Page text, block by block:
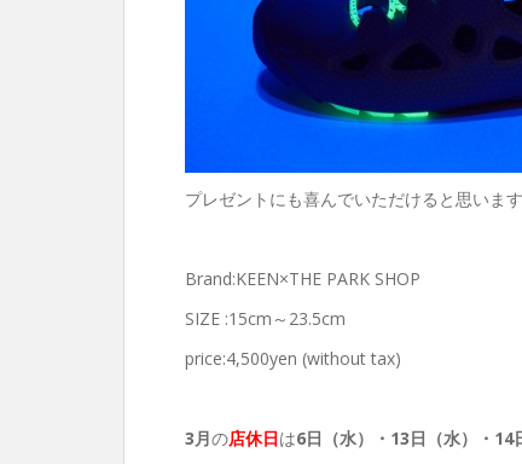
プレゼントにも喜んでいただけると思います
Brand:KEEN×THE PARK SHOP
SIZE :15cm～23.5cm
price:4,500yen (without tax)
3月の店休日は6日（水）・13日（水）・14